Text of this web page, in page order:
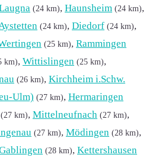
(24 km), Haunsheim (24 km),
(24 km), Diedorf (24 km),
(25 km), Rammingen
km), Wittislingen (25 km),
(26 km), Kirchheim i.Schw.
Ulm) (27 km), Hermaringen
(27 km), Mittelneufnach (27 km),
(27 km), Mödingen (28 km),
(28 km), Kettershausen